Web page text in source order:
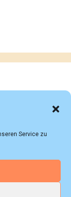
Service zu
(Bernd